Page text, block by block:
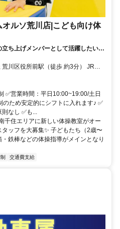
オルソ荒川店|こども向け体
立ち上げメンバーとして活躍したい方
る方 ✅コミュニケーションを取るこ
✅チャレンジ精神が旺盛
京メトロ日比谷線 三ノ輪駅（徒歩
✅営業時間：平日10:00~19:00/土日
ため安定的にシフトに入れます♪ ✅
なし ✅も...
千住エリアに新しい体操教室がオー
ッフを大募集✨ 子どもたち（2歳〜
鉄棒などの体操指導がメインとなり
交通費支給